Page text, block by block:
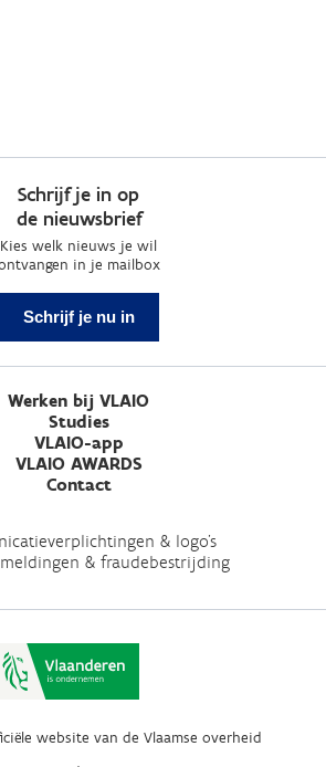
Schrijf je in op
de nieuwsbrief
Kies welk nieuws je wil
in je mailbox
Schrijf je nu in
Werken bij VLAIO
Studies
VLAIO-app
VLAIO AWARDS
Contact
& logo's
& fraudebestrijding
website van de Vlaamse overheid